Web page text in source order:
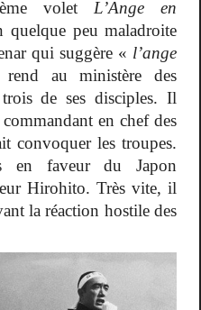
volet L’Ange en
quelque peu maladroite
qui suggère « l’ange
au ministère des
de ses disciples. Il
en chef des
convoquer les troupes.
faveur du Japon
Hirohito. Très vite, il
la réaction hostile des